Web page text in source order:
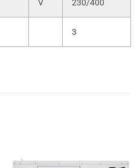
V 230/400
3